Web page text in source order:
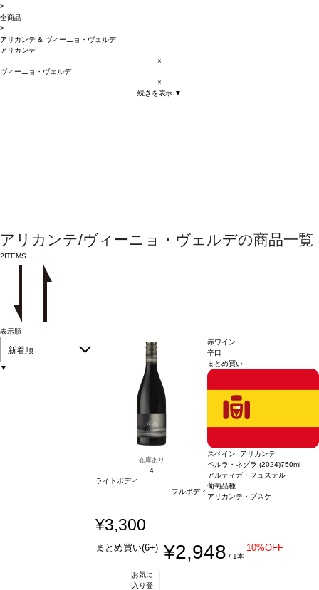
>
全商品
>
アリカンテ & ヴィーニョ・ヴェルデ
アリカンテ
×
ヴィーニョ・ヴェルデ
×
続きを表示 ▼
アリカンテ/ヴィーニョ・ヴェルデの商品一覧
2ITEMS
表示順
新着順
▼
在庫あり
4
ライトボディ
フルボディ
赤ワイン
辛口
まとめ買い
スペイン アリカンテ
ペルラ・ネグラ (2024)750ml
アルティガ・フュステル
葡萄品種:
アリカンテ・ブスケ
¥3,300
まとめ買い(6+) ¥2,948 / 1本
10%OFF
お気に
入り登